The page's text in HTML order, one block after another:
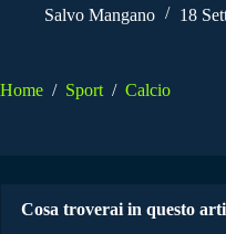
Salvo Mangano 18
Home / Sport / Calcio
Cosa troverai in questo